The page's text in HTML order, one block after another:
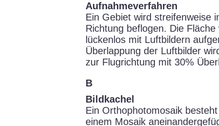
Aufnahmeverfahren
Ein Gebiet wird streifenweise
Richtung beflogen. Die
lückenlos mit Luftbildern
Überlappung der Luftbilder
zur Flugrichtung mit 30%
B
Bildkachel
Ein Orthophotomosaik
einem Mosaik